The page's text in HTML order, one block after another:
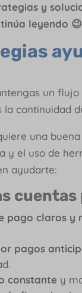
y
leyendo
un
la continuidad
una
y el uso de
ayudarte:
pago claros y
pagos
constante y